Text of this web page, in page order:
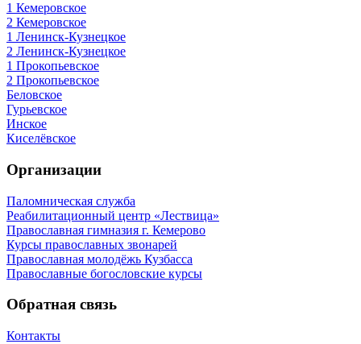
1 Кемеровское
2 Кемеровское
1 Ленинск-Кузнецкое
2 Ленинск-Кузнецкое
1 Прокопьевское
2 Прокопьевское
Беловское
Гурьевское
Инское
Киселёвское
Организации
Паломническая служба
Реабилитационный центр «Лествица»
Православная гимназия г. Кемерово
Курсы православных звонарей
Православная молодёжь Кузбасса
Православные богословские курсы
Обратная связь
Контакты